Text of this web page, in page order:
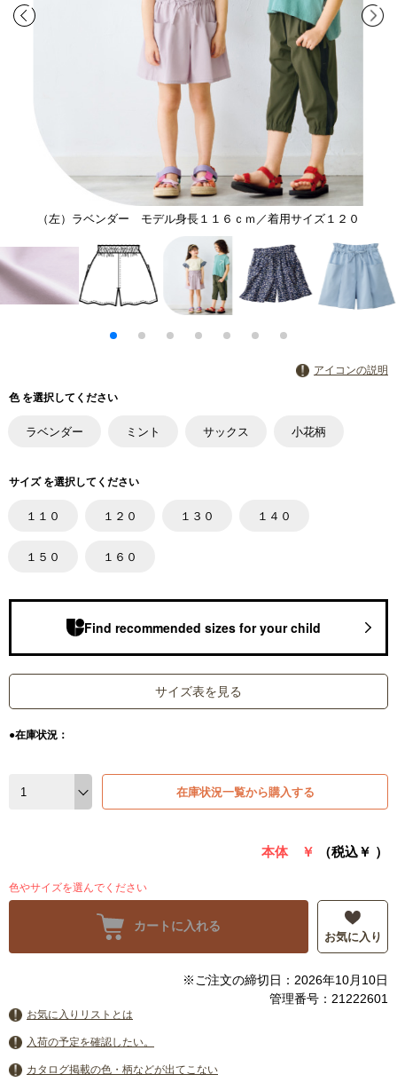
（左）ラベンダー モデル身長１１６ｃｍ／着用サイズ１２０
アイコンの説明
色 を選択してください
ラベンダー ミント サックス 小花柄
サイズ を選択してください
１１０ １２０ １３０ １４０
１５０ １６０
Find recommended sizes for your child
サイズ表を見る
●在庫状況：
在庫状況一覧から購入する
本体 ￥ （税込￥ ）
色やサイズを選んでください
カートに入れる
お気に入り
※ご注文の締切日：2026年10月10日
管理番号：21222601
お気に入りリストとは
入荷の予定を確認したい。
カタログ掲載の色・柄などが出てこない